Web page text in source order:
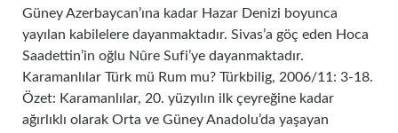
Güney Azerbaycan’ına kadar Hazar Denizi boyunca
yayılan kabilelere dayanmaktadır. Sivas’a göç eden Hoca
Saadettin’in oğlu Nûre Sufi’ye dayanmaktadır.
Karamanlılar Türk mü Rum mu? Türkbilig, 2006/11: 3-18.
Özet: Karamanlılar, 20. yüzyılın ilk çeyreğine kadar
ağırlıklı olarak Orta ve Güney Anadolu’da yaşayan